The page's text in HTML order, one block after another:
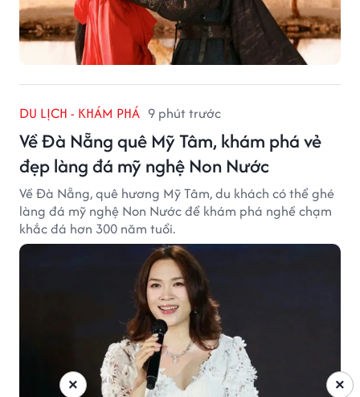
DU LỊCH - KHÁM PHÁ 9 phút trước
Về Đà Nẵng quê Mỹ Tâm, khám phá vẻ
đẹp làng đá mỹ nghệ Non Nước
Về Đà Nẵng, quê hương Mỹ Tâm, du khách có thể ghé
làng đá mỹ nghệ Non Nước để khám phá nghề chạm
khắc đá hơn 300 năm tuổi.
×
×